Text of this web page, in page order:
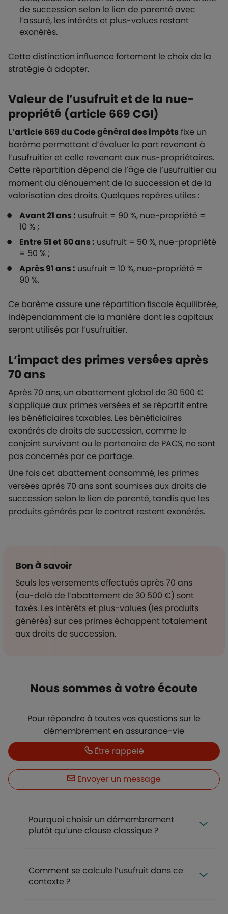
de succession selon le lien de parenté avec
l’assuré, les intérêts et plus-values restant
exonérés.
Cette distinction influence fortement le choix de la
stratégie à adopter.
Valeur de l’usufruit et de la nue-
propriété (article 669 CGI)
L’article 669 du Code général des impôts fixe un
barème permettant d’évaluer la part revenant à
l’usufruitier et celle revenant aux nus-propriétaires.
Cette répartition dépend de l’âge de l’usufruitier au
moment du dénouement de la succession et de la
valorisation des droits. Quelques repères utiles :
Avant 21 ans : usufruit = 90 %, nue-propriété =
10 % ;
Entre 51 et 60 ans : usufruit = 50 %, nue-propriété
= 50 % ;
Après 91 ans : usufruit = 10 %, nue-propriété =
90 %.
Ce barème assure une répartition fiscale équilibrée,
indépendamment de la manière dont les capitaux
seront utilisés par l’usufruitier.
L’impact des primes versées après
70 ans
Après 70 ans, un abattement global de 30 500 €
s'applique aux primes versées et se répartit entre
les bénéficiaires taxables. Les bénéficiaires
exonérés de droits de succession, comme le
conjoint survivant ou le partenaire de PACS, ne sont
pas concernés par ce partage.
Une fois cet abattement consommé, les primes
versées après 70 ans sont soumises aux droits de
succession selon le lien de parenté, tandis que les
produits générés par le contrat restent exonérés.
Bon à savoir
Seuls les versements effectués après 70 ans
(au-delà de l’abattement de 30 500 €) sont
taxés. Les intérêts et plus-values (les produits
générés) sur ces primes échappent totalement
aux droits de succession.
TitreNous sommes à votre écoute
Description
Pour répondre à toutes vos questions sur le
démembrement en assurance-vie
Boutons
Boutons et liens Être rappelé
Envoyer un message
Pourquoi choisir un démembrement
plutôt qu’une clause classique ?
Comment se calcule l’usufruit dans ce
contexte ?